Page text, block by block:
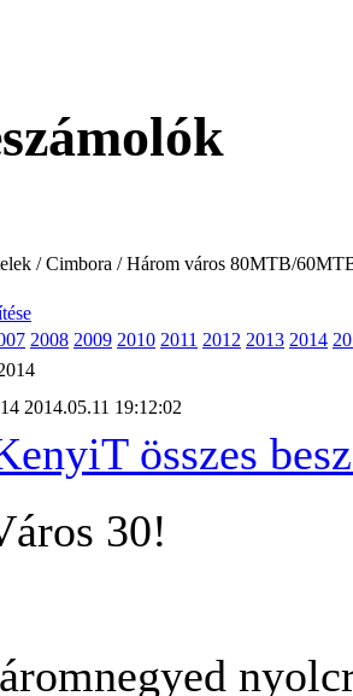
/ Cimbora / Három város 80MTB/
2008 2009 2010 2011 2012 2013 2014
2014.05.11 19:12:02
összes
30!